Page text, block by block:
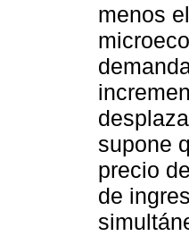
menos
supone
precio
de